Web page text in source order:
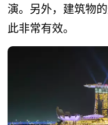
演。­另外，建筑物
此非常有效。